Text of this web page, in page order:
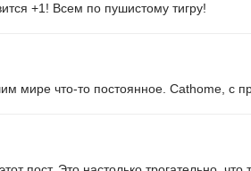
+1! Всем по пушистому тигру!
мире что-то постоянное. Cathome, с